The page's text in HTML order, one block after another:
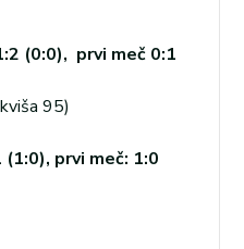
(0:0), prvi meč 0:1
95)
(1:0), prvi meč: 1:0